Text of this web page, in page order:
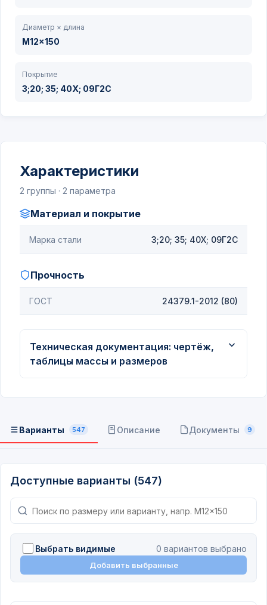
Диаметр × длина
M12x150
Покрытие
3;20; 35; 40Х; 09Г2С
Характеристики
2 группы · 2 параметра
Материал и покрытие
Марка стали 3;20; 35; 40Х; 09Г2С
Прочность
ГОСТ 24379.1-2012 (80)
Техническая документация: чертёж,
таблицы массы и размеров
Варианты 547 Описание Документы 9
Доступные варианты (547)
Выбрать видимые 0 вариантов выбрано
Добавить выбранные